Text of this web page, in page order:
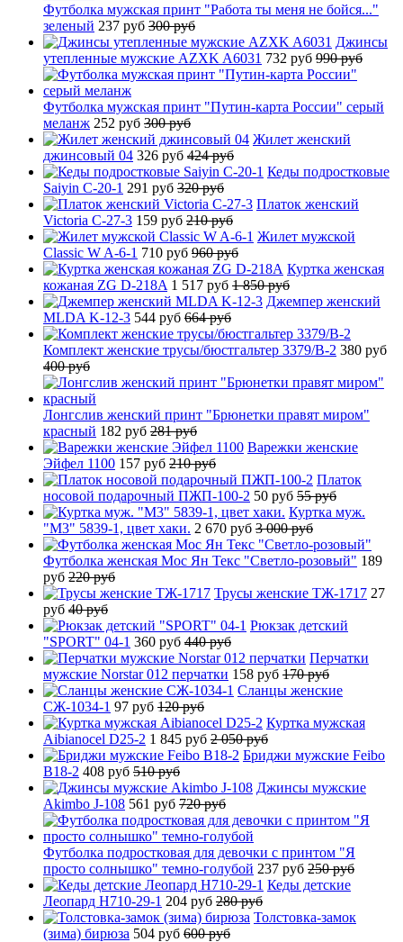
Футболка мужская принт "Работа ты меня не бойся..."
зеленый 237 руб 300 руб
Джинсы
утепленные мужские AZXK A6031 732 руб 990 руб
Футболка мужская принт "Путин-карта России" серый
меланж 252 руб 300 руб
Жилет женский
джинсовый 04 326 руб 424 руб
Кеды подростковые
Saiyin C-20-1 291 руб 320 руб
Платок женский
Victoria C-27-3 159 руб 210 руб
Жилет мужской
Classic W A-6-1 710 руб 960 руб
Куртка женская
кожаная ZG D-218A 1 517 руб 1 850 руб
Джемпер женский
MLDA K-12-3 544 руб 664 руб
Комплект женские трусы/бюстгальтер 3379/B-2 380 руб
400 руб
Лонгслив женский принт "Брюнетки правят миром"
красный 182 руб 281 руб
Варежки женские
Эйфел 1100 157 руб 210 руб
Платок
носовой подарочный ПЖП-100-2 50 руб 55 руб
Куртка муж.
"М3" 5839-1, цвет хаки. 2 670 руб 3 000 руб
Футболка женская Мос Ян Текс "Светло-розовый" 189
руб 220 руб
Трусы женские ТЖ-1717 27
руб 40 руб
Рюкзак детский
"SPORT" 04-1 360 руб 440 руб
Перчатки
мужские Norstar 012 перчатки 158 руб 170 руб
Сланцы женские
СЖ-1034-1 97 руб 120 руб
Куртка мужская
Aibianocel D25-2 1 845 руб 2 050 руб
Бриджи мужские Feibo
B18-2 408 руб 510 руб
Джинсы мужские
Akimbo J-108 561 руб 720 руб
Футболка подростковая для девочки с принтом "Я
просто солнышко" темно-голубой 237 руб 250 руб
Кеды детские
Леопард H710-29-1 204 руб 280 руб
Толстовка-замок
(зима) бирюза 504 руб 600 руб